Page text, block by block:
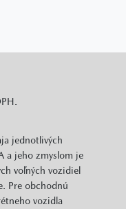
jednotlivých
a jeho zmyslom je
voľných vozidiel
Pre obchodnú
vozidla